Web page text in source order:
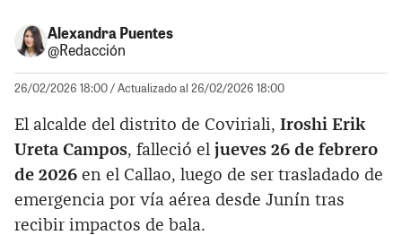
Alexandra Puentes
@Redacción
26/02/2026 18:00/ Actualizado al 26/02/2026 18:00
El alcalde del distrito de Coviriali, Iroshi Erik
Ureta Campos, falleció el jueves 26 de febrero
de 2026 en el Callao, luego de ser trasladado de
emergencia por vía aérea desde Junín tras
recibir impactos de bala.